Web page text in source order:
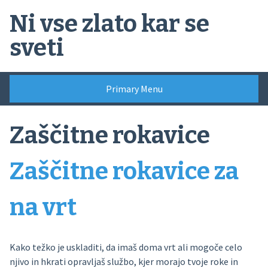
content
Ni vse zlato kar se
sveti
Primary Menu
Zaščitne rokavice
Zaščitne rokavice za
na vrt
Kako težko je uskladiti, da imaš doma vrt ali mogoče celo
njivo in hkrati opravljaš službo, kjer morajo tvoje roke in